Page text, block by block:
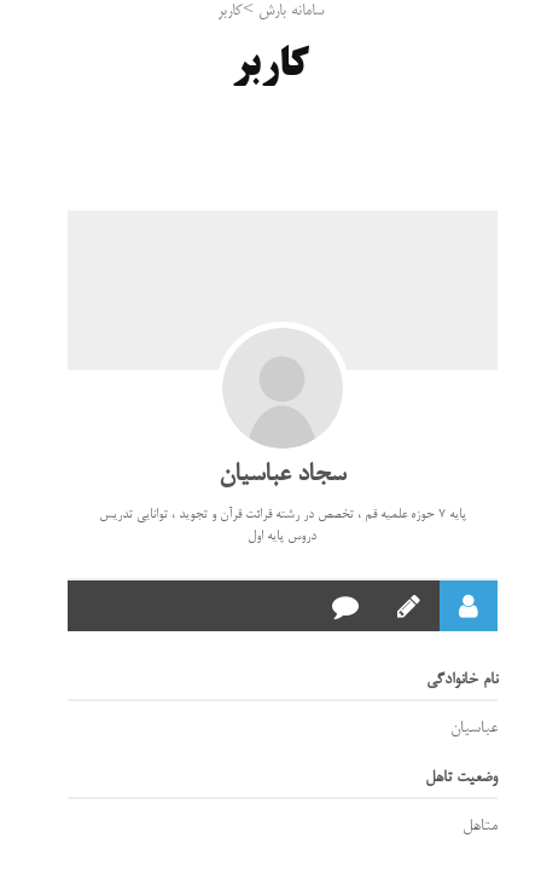
سامانه بارش >کاربر
کاربر
سجاد عباسیان
پایه ۷ حوزه علمیه قم ، تخصص در رشته قرائت قرآن و تجوید ، توانایی تدریس
دروس پایه اول
نام خانوادگی
عباسیان
وضعیت تاهل
متاهل